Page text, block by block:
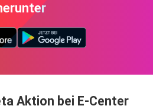
Aktion bei E-Center